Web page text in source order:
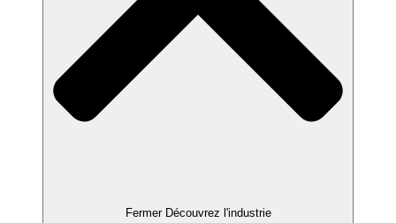
Fermer Découvrez l'industrie